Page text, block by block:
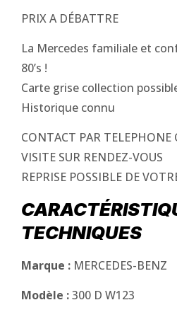
PRIX A DÉBATTRE
La Mercedes familiale et
80’s !
Carte grise collection
Historique connu
CONTACT PAR TELEPHONE
VISITE SUR RENDEZ-VOUS
REPRISE POSSIBLE DE
TECHNIQUES
Marque : MERCEDES-BENZ
Modèle :300 D W123